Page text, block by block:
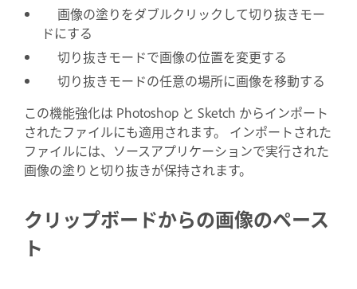
画像の塗りをダブルクリックして切り抜きモー
ドにする
切り抜きモードで画像の位置を変更する
切り抜きモードの任意の場所に画像を移動する
この機能強化は Photoshop と Sketch からインポート
されたファイルにも適用されます。 インポートされた
ファイルには、ソースアプリケーションで実行された
画像の塗りと切り抜きが保持されます。
クリップボードからの画像のペース
ト